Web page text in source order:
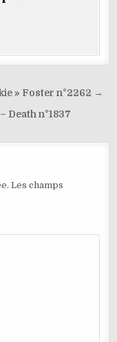
p
» Foster n°2262 →
Death n°1837
Les champs